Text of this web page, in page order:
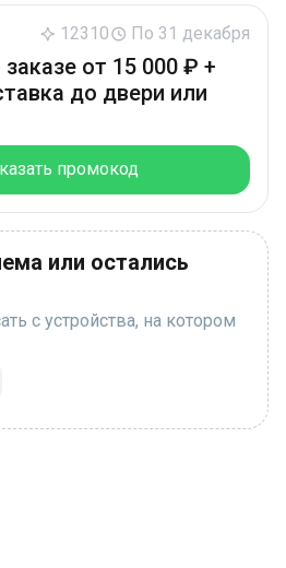
12310 По 31 декабря
от 15 000 ₽ +
до двери или
промокод
или остались
с устройства, на котором